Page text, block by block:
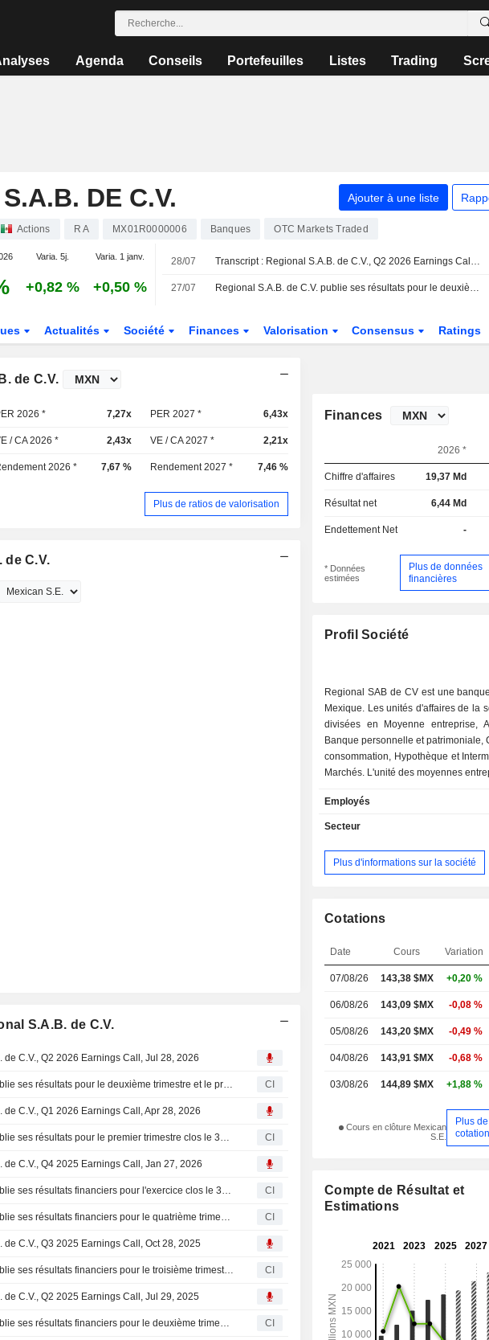
Agenda Conseils Portefeuilles Listes Trading
DE C.V. Ajouter à une liste
Actions R A MX01R0000006 Banques OTC Markets Traded
Varia. 5j. Varia. 1 janv.
+0,82 % +0,50 %
28/07 Transcript : Regional S.A.B. de C.V., Q2 2026 Earnings Call, Jul 28, 2026
27/07 Regional S.A.B. de C.V. publie ses résultats pour le deuxième trimestre et le premier semestre clos le 30 juin 2026
Actualités Société Finances Valorisation Consensus Ratings
de C.V.
2026 * 7,27x PER 2027 * 6,43x
/ CA 2026 * 2,43x VE / CA 2027 * 2,21x
2026 * 7,67 % Rendement 2027 * 7,46 %
Plus de ratios de valorisation
de C.V.
S.A.B. de C.V.
de C.V., Q2 2026 Earnings Call, Jul 28, 2026
Regional S.A.B. de C.V. publie ses résultats pour le deuxième trimestre et le premier semestre clos le 30 juin 2026 CI
de C.V., Q1 2026 Earnings Call, Apr 28, 2026
Regional S.A.B. de C.V. publie ses résultats pour le premier trimestre clos le 31 mars 2026 CI
de C.V., Q4 2025 Earnings Call, Jan 27, 2026
Regional S.A.B. de C.V. publie ses résultats financiers pour l'exercice clos le 31 décembre 2025 CI
Regional S.A.B. de C.V. publie ses résultats financiers pour le quatrième trimestre clos le 31 décembre 2025 CI
de C.V., Q3 2025 Earnings Call, Oct 28, 2025
Regional S.A.B. de C.V. publie ses résultats financiers pour le troisième trimestre et les neuf premiers mois clos au 30 septembre 2025 CI
de C.V., Q2 2025 Earnings Call, Jul 29, 2025
Regional S.A.B. de C.V. publie ses résultats financiers pour le deuxième trimestre clos le 30 juin 2025 CI
Finances
2026 *
Chiffre d'affaires 19,37 Md
Résultat net 6,44 Md
Endettement Net -
* Données
estimées
Plus de données
financières
Profil Société
Regional SAB de CV est une
Mexique. Les unités d'affaires de la
divisées en Moyenne entreprise,
Banque personnelle et patrimoniale,
consommation, Hypothèque et
Marchés. L'unité des moyennes
moyenne. L'unité Automotive
des crédits pour l'acquisition de
Banking propose des produits
d'investissement pour les particuliers
personnel, tels que des cartes de
moyens et élevés. L'unité
des prêts pour l'acquisition de
terrains, pour l'achèvement de
construction et de rénovation, ainsi
Intermédiation et marchés propose
d'investissement. La société est
plus de 20 États mexicains.
Employés
Secteur
Plus d'informations sur la société
Cotations
Date Cours Variation
07/08/26 143,38 $MX +0,20 %
06/08/26 143,09 $MX -0,08 %
05/08/26 143,20 $MX -0,49 %
04/08/26 143,91 $MX -0,68 %
03/08/26 144,89 $MX +1,88 %
Cours en clôture Mexican
S.E.
Plus de
Compte de Résultat et
Estimations